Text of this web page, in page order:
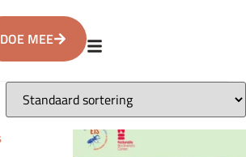
DOE MEE